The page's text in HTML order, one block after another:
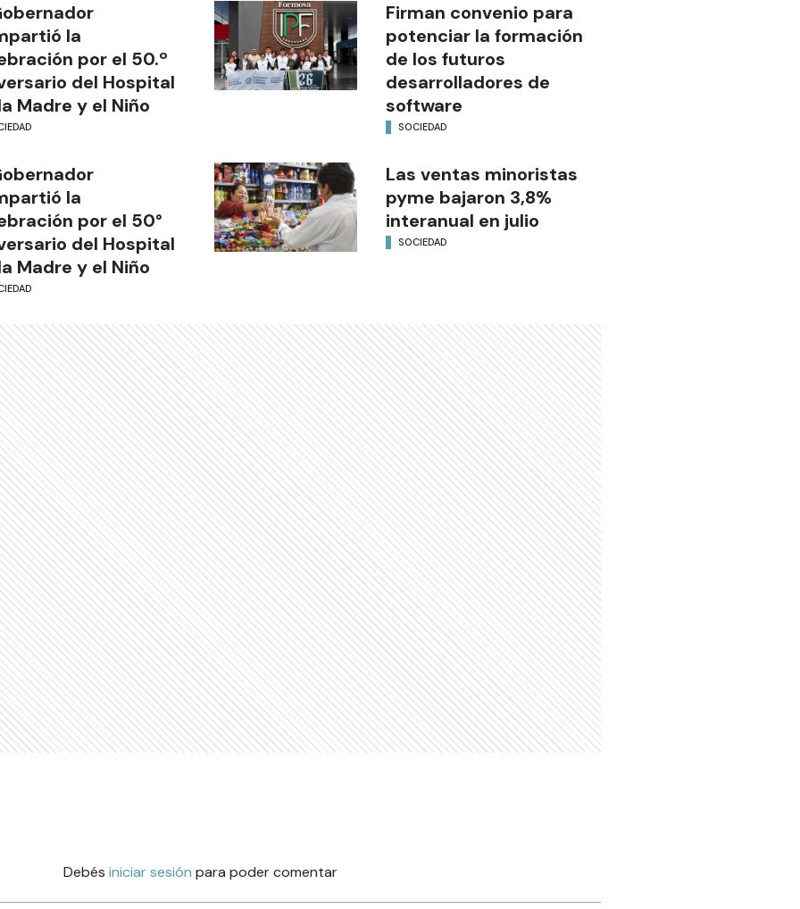
la
por el 50.º
del Hospital
Madre y el Niño
Firman convenio para
potenciar la formación
de los futuros
desarrolladores de
software
SOCIEDAD
la
por el 50°
del Hospital
Madre y el Niño
Las ventas minoristas
pyme bajaron 3,8%
interanual en julio
SOCIEDAD
Debés iniciar sesión para poder comentar